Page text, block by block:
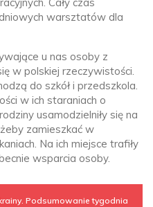
warsztatów dla
u nas osoby z
w polskiej rzeczywistości.
do szkół i przedszkola.
w ich staraniach o
usamodzielniły się na
zamieszkać w
Na ich miejsce trafiły
wsparcia osoby.
Podsumowanie tygodnia